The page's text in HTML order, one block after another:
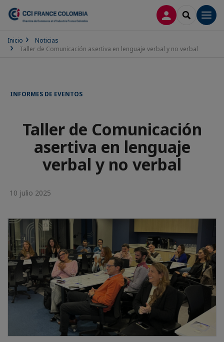
CONECTARSE
SEARCH
Inicio
Noticias
Taller de Comunicación asertiva en lenguaje verbal y no verbal
INFORMES DE EVENTOS
Taller de Comunicación
asertiva en lenguaje
verbal y no verbal
10 julio 2025